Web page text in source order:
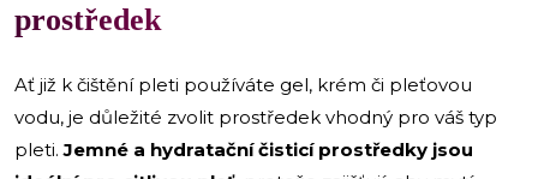
prostředek
Ať již k čištění pleti používáte gel, krém či pleťovou
vodu, je důležité zvolit prostředek vhodný pro váš typ
pleti.Jemné a hydratační čisticí prostředky jsou